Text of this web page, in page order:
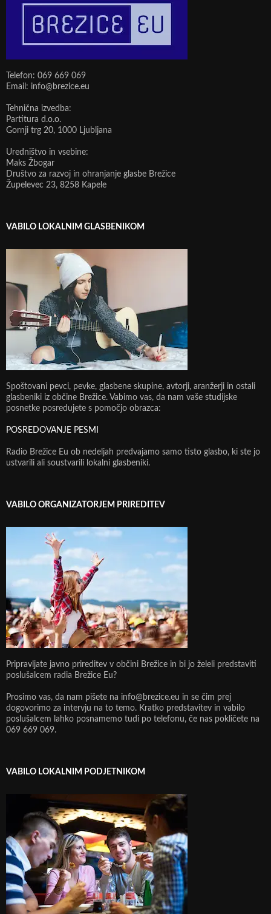
Telefon: 069 669 069
Email: info@brezice.eu
Tehnična izvedba:
Partitura d.o.o.
Gornji trg 20, 1000 Ljubljana
Uredništvo in vsebine:
Maks Žbogar
Društvo za razvoj in ohranjanje glasbe Brežice
Župelevec 23, 8258 Kapele
VABILO LOKALNIM GLASBENIKOM
Spoštovani pevci, pevke, glasbene skupine, avtorji, aranžerji in ostali
glasbeniki iz občine Brežice. Vabimo vas, da nam vaše studijske
posnetke posredujete s pomočjo obrazca:
POSREDOVANJE PESMI
Radio Brežice Eu ob nedeljah predvajamo samo tisto glasbo, ki ste jo
ustvarili ali soustvarili lokalni glasbeniki.
VABILO ORGANIZATORJEM PRIREDITEV
Pripravljate javno prireditev v občini Brežice in bi jo želeli predstaviti
poslušalcem radia Brežice Eu?
Prosimo vas, da nam pišete na info@brezice.eu in se čim prej
dogovorimo za intervju na to temo. Kratko predstavitev in vabilo
poslušalcem lahko posnamemo tudi po telefonu, če nas pokličete na
069 669 069.
VABILO LOKALNIM PODJETNIKOM